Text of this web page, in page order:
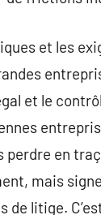
et les
et le
perdre en
mais
litige.